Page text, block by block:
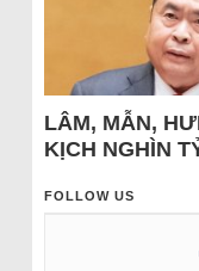
LÂM, MẪN,
KỊCH NGHÌN
FOLLOW US